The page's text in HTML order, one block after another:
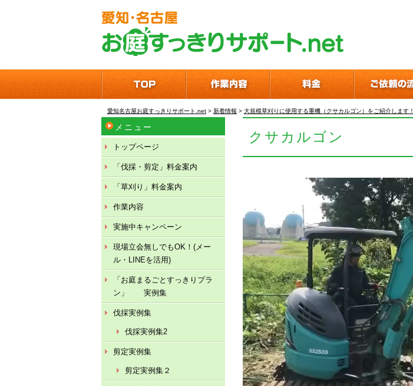
愛知名古屋お庭すっきりサポート.net > 新着情報 > 大規模草刈りに使用する重機（クサカルゴン）をご紹介します！
クサカルゴン
プ
レ
ー
ヤ
ー
メニュー
トップページ
「伐採・剪定」料金案内
「草刈り」料金案内
作業内容
実施中キャンペーン
現場立会無しでもOK！(メー
ル・LINEを活用)
「お庭まるごとすっきりプラ
ン」 実例集
伐採実例集
伐採実例集2
剪定実例集
剪定実例集２